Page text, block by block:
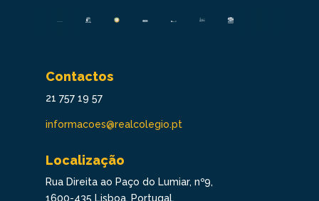
Contactos
21 757 19 57
informacoes@realcolegio.pt
Localização
Rua Direita ao Paço do Lumiar, nº9,
1600-435 Lisboa, Portugal.